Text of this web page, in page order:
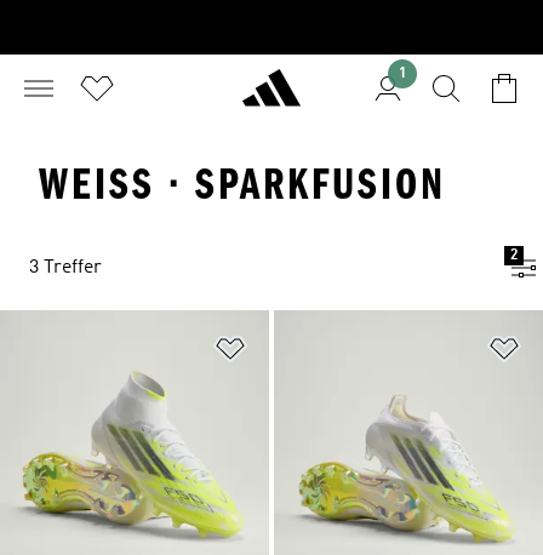
1
WEISS · SPARKFUSION
3 Treffer
2
Zur Wunschliste hinzufügen